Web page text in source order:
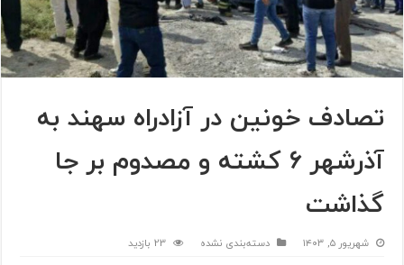
تصادف خونین در آزادراه سهند به
آذرشهر ۶ کشته و مصدوم بر جا
گذاشت
شهریور ۵, ۱۴۰۳ دسته‌بندی نشده 23 بازدید